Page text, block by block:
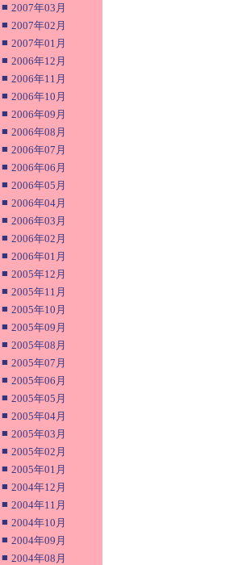
■ 2007年03月
■ 2007年02月
■ 2007年01月
■ 2006年12月
■ 2006年11月
■ 2006年10月
■ 2006年09月
■ 2006年08月
■ 2006年07月
■ 2006年06月
■ 2006年05月
■ 2006年04月
■ 2006年03月
■ 2006年02月
■ 2006年01月
■ 2005年12月
■ 2005年11月
■ 2005年10月
■ 2005年09月
■ 2005年08月
■ 2005年07月
■ 2005年06月
■ 2005年05月
■ 2005年04月
■ 2005年03月
■ 2005年02月
■ 2005年01月
■ 2004年12月
■ 2004年11月
■ 2004年10月
■ 2004年09月
■ 2004年08月